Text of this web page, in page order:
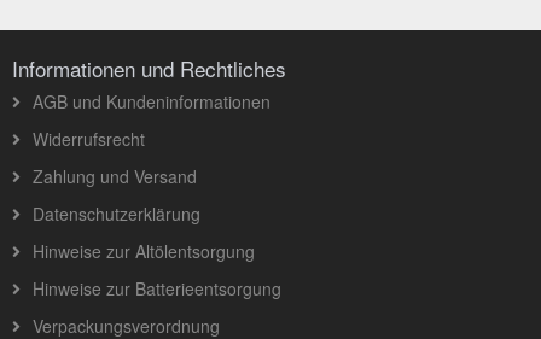
Informationen und Rechtliches
AGB und Kundeninformationen
Widerrufsrecht
Zahlung und Versand
Datenschutzerklärung
Hinweise zur Altölentsorgung
Hinweise zur Batterieentsorgung
Verpackungsverordnung